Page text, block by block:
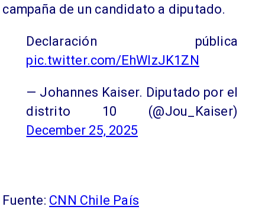
campaña de un candidato a diputado.
Declaración pública
pic.twitter.com/EhWlzJK1ZN
— Johannes Kaiser. Diputado por el
distrito 10 (@Jou_Kaiser)
December 25, 2025
Fuente: CNN Chile País